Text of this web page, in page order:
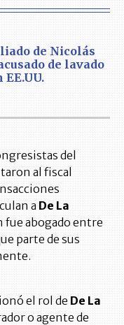
de Nicolás
de lavado
del
al fiscal
a De La
fue abogado entre
parte de sus
el rol de De La
o agente de